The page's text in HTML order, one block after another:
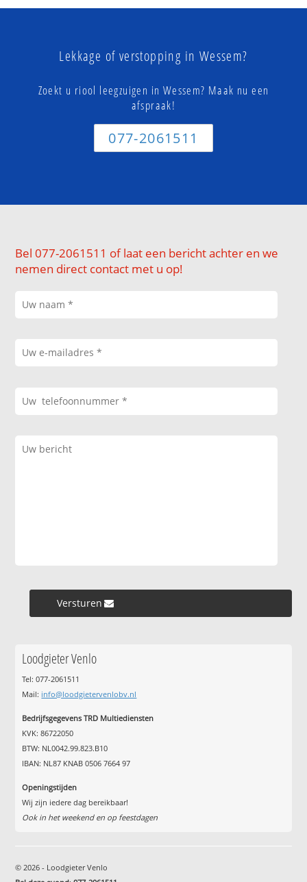
Lekkage of verstopping in Wessem?
Zoekt u riool leegzuigen in Wessem? Maak nu een
afspraak!
077-2061511
Bel 077-2061511 of laat een bericht achter en we
nemen direct contact met u op!
Versturen »
Loodgieter Venlo
Tel: 077-2061511
Mail: info@loodgietervenlobv.nl
Bedrijfsgegevens TRD Multiediensten
KVK: 86722050
BTW: NL0042.99.823.B10
IBAN: NL87 KNAB 0506 7664 97
Openingstijden
Wij zijn iedere dag bereikbaar!
Ook in het weekend en op feestdagen
© 2026 - Loodgieter Venlo